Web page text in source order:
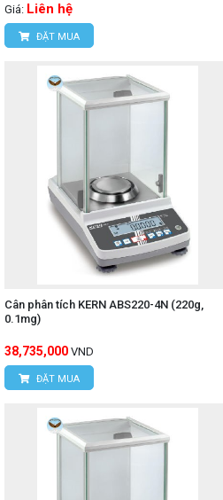
Giá: Liên hệ
ĐẶT MUA
Cân phân tích KERN ABS220-4N (220g,
0.1mg)
38,735,000 VND
ĐẶT MUA